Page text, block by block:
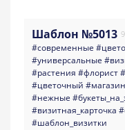
Шаблон №5013
#современные
#универсальные
#растения #флорист
#цветочный
#нежные
#визитная_карточка
#шаблон_визитки